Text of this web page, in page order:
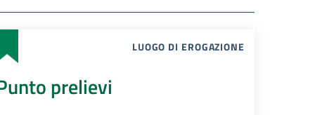
LUOGO DI EROGAZIONE
prelievi